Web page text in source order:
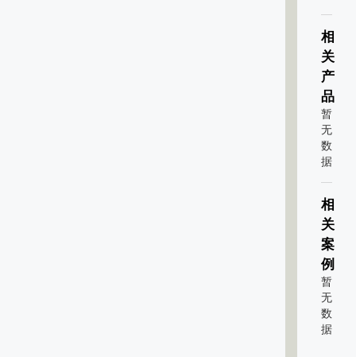
相
关
产
品
暂
无
数
据
相
关
案
例
暂
无
数
据